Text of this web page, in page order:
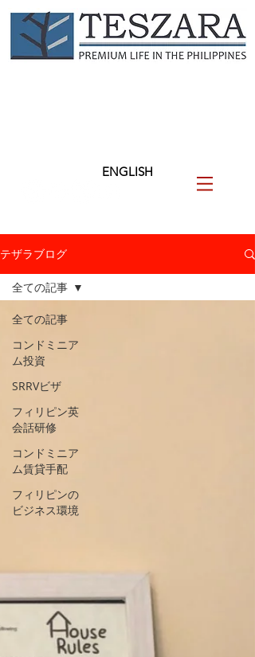
ENGLISH
テザラブログ
全ての記事
コンドミニア
ム投資
SRRVビザ
フィリピン英
会話研修
コンドミニア
ム賃貸手配
フィリピンの
ビジネス環境
全ての記事